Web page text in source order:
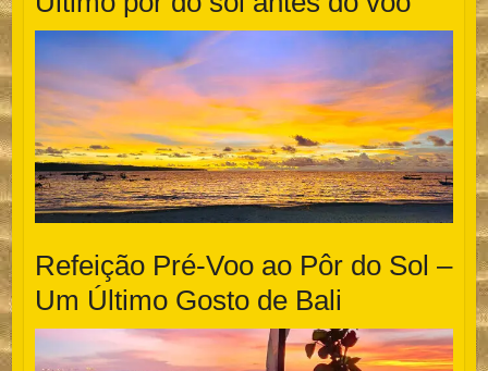
Refeição Pré-Voo ao Pôr do Sol –
Um Último Gosto de Bali